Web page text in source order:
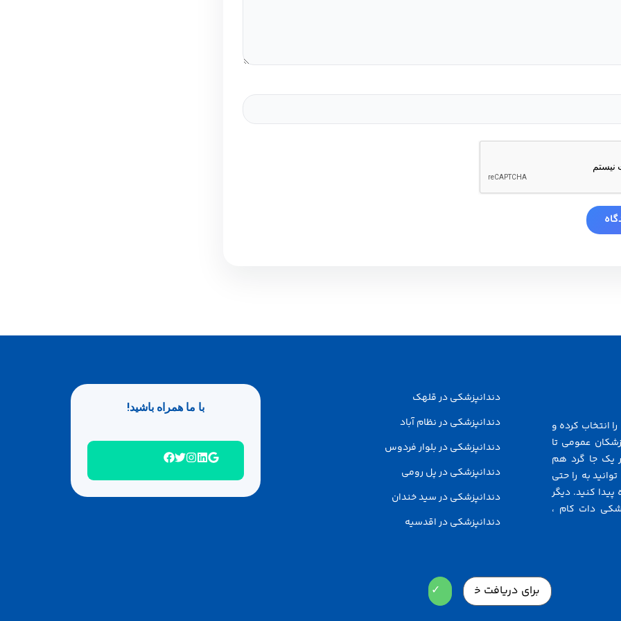
انتخاب کرده و
عمومی تا
یک جا گرد هم
به راحتی
کنید. دیگر
دات کام ،
Email
دندانپزشکی در قلهک
دندانپزشکی در نظام آباد
دندانپزشکی در بلوار فردوس
دندانپزشکی در پل رومی
دندانپزشکی در سید خندان
دندانپزشکی در اقدسیه
با ما همراه باشید!